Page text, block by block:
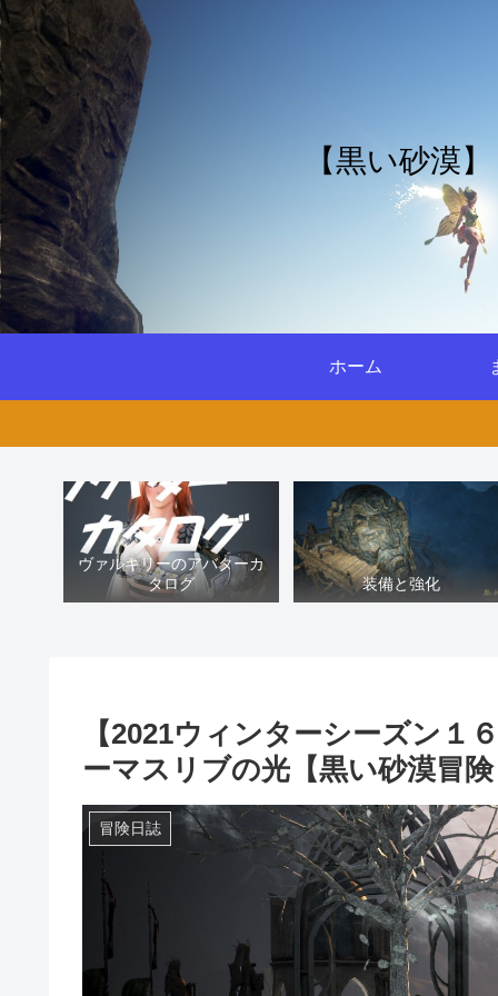
【黒い砂漠
ホーム
ヴァルキリーのアバターカ
タログ
装備と強化
【2021ウィンターシーズン１
ーマスリブの光【黒い砂漠冒
冒険日誌